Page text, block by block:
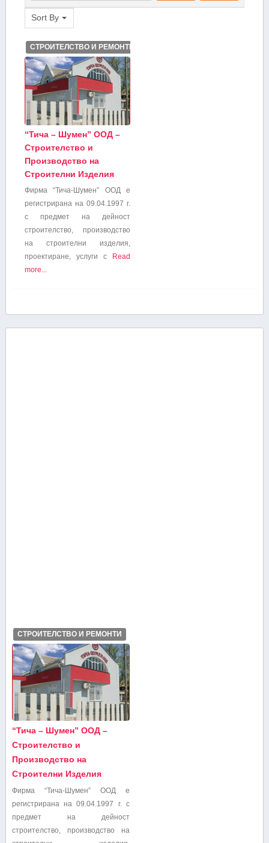
Sort By
СТРОИТЕЛСТВО И РЕМОНТИ
“Тича – Шумен” ООД –
Строителство и
Производство на
Строителни Изделия
Фирма “Тича-Шумен” ООД е
регистрирана на 09.04.1997 г.
с предмет на дейност
строителство, производство
на строителни изделия,
проектиране, услуги с
Read
more...
СТРОИТЕЛСТВО И РЕМОНТИ
“Тича – Шумен” ООД –
Строителство и
Производство на
Строителни Изделия
Фирма “Тича-Шумен” ООД е
регистрирана на 09.04.1997 г. с
предмет на дейност
строителство, производство на